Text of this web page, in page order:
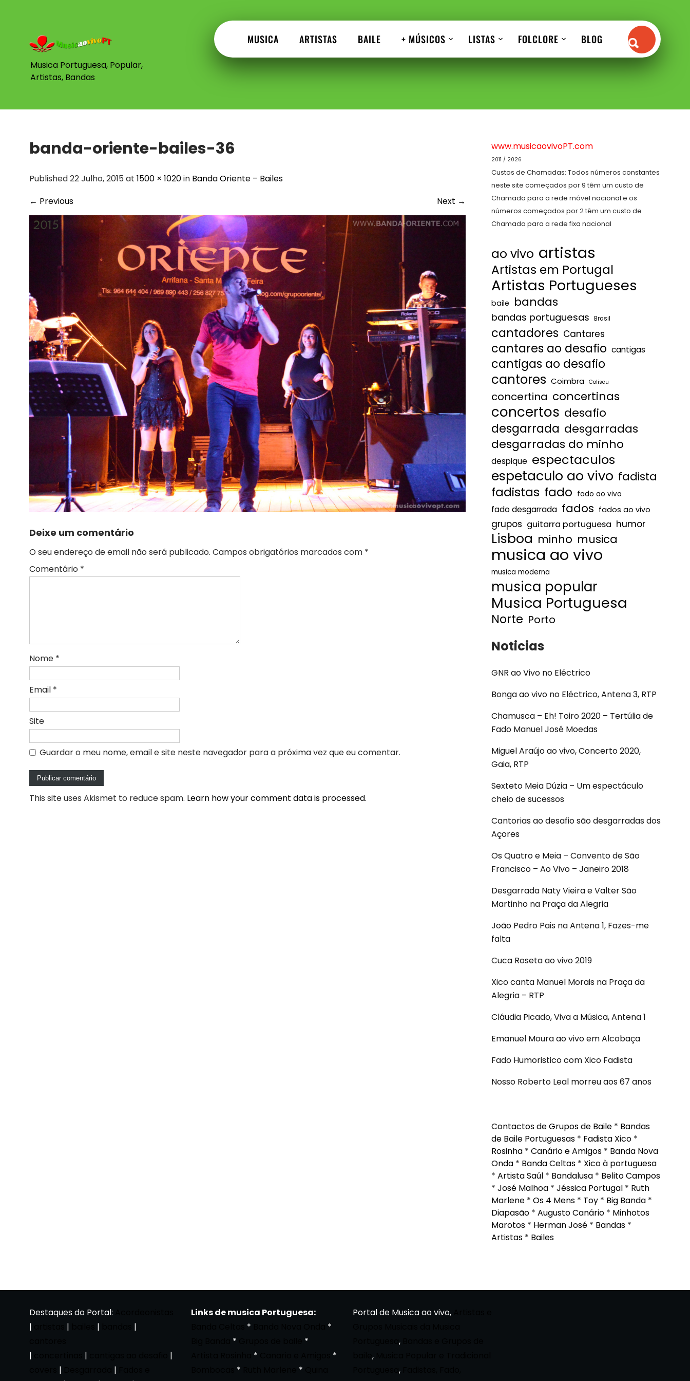
Musica Portuguesa, Popular,
Artistas, Bandas
MUSICA ARTISTAS BAILE + MÚSICOS LISTAS FOLCLORE BLOG
banda-oriente-bailes-36
Published 22 Julho, 2015 at 1500 × 1020in Banda Oriente – Bailes
← Previous Next →
Deixe um comentário
O seu endereço de email não será publicado. Campos obrigatórios marcados com *
Comentário *
Nome *
Email *
Site
Guardar o meu nome, email e site neste navegador para a próxima vez que eu comentar.
This site uses Akismet to reduce spam. Learn how your comment data is processed.
www.musicaovivoPT.com
2011 / 2026
Custos de Chamadas: Todos números constantes
neste site começados por 9 têm um custo de
Chamada para a rede móvel nacional e os
números começados por 2 têm um custo de
Chamada para a rede fixa nacional
ao vivo artistas
Artistas em Portugal
Artistas Portugueses
baile bandas
bandas portuguesas Brasil
cantadores Cantares
cantares ao desafio cantigas
cantigas ao desafio
cantores Coimbra Coliseu
concertina concertinas
concertos desafio
desgarrada desgarradas
desgarradas do minho
despique espectaculos
espetaculo ao vivo fadista
fadistas fado fado ao vivo
fado desgarrada fados fados ao vivo
grupos guitarra portuguesa humor
Lisboa minho musica
musica ao vivo
musica moderna
musica popular
Musica Portuguesa
Norte Porto
Noticias
GNR ao Vivo no Eléctrico
Bonga ao vivo no Eléctrico, Antena 3, RTP
Chamusca – Eh! Toiro 2020 – Tertúlia de
Fado Manuel José Moedas
Miguel Araújo ao vivo, Concerto 2020,
Gaia, RTP
Sexteto Meia Dúzia – Um espectáculo
cheio de sucessos
Cantorias ao desafio são desgarradas dos
Açores
Os Quatro e Meia – Convento de São
Francisco – Ao Vivo – Janeiro 2018
Desgarrada Naty Vieira e Valter São
Martinho na Praça da Alegria
João Pedro Pais na Antena 1, Fazes-me
falta
Cuca Roseta ao vivo 2019
Xico canta Manuel Morais na Praça da
Alegria – RTP
Cláudia Picado, Viva a Música, Antena 1
Emanuel Moura ao vivo em Alcobaça
Fado Humoristico com Xico Fadista
Nosso Roberto Leal morreu aos 67 anos
Contactos de Grupos de Baile * Bandas
de Baile Portuguesas * Fadista Xico *
Rosinha * Canário e Amigos * Banda Nova
Onda * Banda Celtas * Xico à portuguesa
* Artista Saúl * Bandalusa * Belito Campos
* José Malhoa * Jéssica Portugal * Ruth
Marlene * Os 4 Mens * Toy * Big Banda *
Diapasão * Augusto Canário * Minhotos
Marotos * Herman José * Bandas *
Artistas * Bailes
Destaques do Portal:
|
| |
|
|
|
|
| |
Links de musica Portuguesa:
*
*
*
*
*
*
* *
Portal de Musica ao vivo,
,
,
,